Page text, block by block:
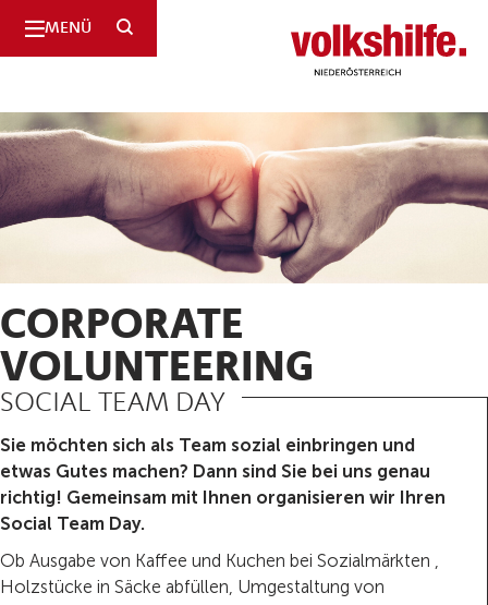
MENÜ SUCHE Niederösterreich
CORPORATE
VOLUNTEERING
SOCIAL TEAM DAY
Sie möchten sich als Team sozial einbringen und
etwas Gutes machen? Dann sind Sie bei uns genau
richtig! Gemeinsam mit Ihnen organisieren wir Ihren
Social Team Day.
Ob Ausgabe von Kaffee und Kuchen bei Sozialmärkten ,
Holzstücke in Säcke abfüllen, Umgestaltung von